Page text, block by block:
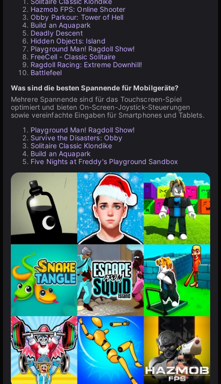
Hazmob FPS: Online Shooter
Obby Parkour: Tower of Hell
Build an Aquapark
Deadly Descent
Hidden Objects: Island
Playground Man! Ragdoll Show!
FreeCell - Classic Solitaire
Ragdoll Racing: Extreme Downhill!
Battlefeel
Was sind die besten Spannende für Mobilgeräte?
Mehrere Spannende sind für das Touchscreen-Spiel
optimiert und bieten On-Screen-Joystick-Steuerungen
sowie vereinfachte Eingaben für Smartphones und Tablets.
Playground Man! Ragdoll Show!
Survive the Disasters: Obby
Solitaire Classic Klondike
Build an Aquapark
Five Nights at Freddy's Playground Sandbox